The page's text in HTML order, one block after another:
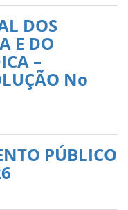
DOS
E DO
–
No
PÚBLICO